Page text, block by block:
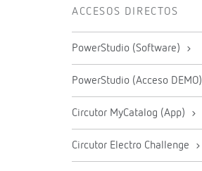
ACCESOS DIRECTOS
PowerStudio (Software)
PowerStudio (Acceso DEMO)
Circutor MyCatalog (App)
Circutor Electro Challenge